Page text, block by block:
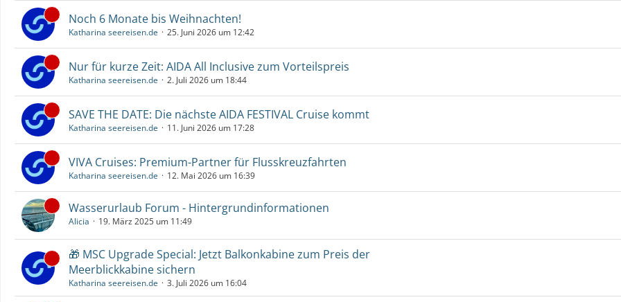
Noch 6 Monate bis Weihnachten!
Katharina seereisen.de 25. Juni 2026 um 12:42
Nur für kurze Zeit: AIDA All Inclusive zum Vorteilspreis
Katharina seereisen.de 2. Juli 2026 um 18:44
SAVE THE DATE: Die nächste AIDA FESTIVAL Cruise kommt
Katharina seereisen.de 11. Juni 2026 um 17:28
VIVA Cruises: Premium-Partner für Flusskreuzfahrten
Katharina seereisen.de 12. Mai 2026 um 16:39
Wasserurlaub Forum - Hintergrundinformationen
Alicia 19. März 2025 um 11:49
🎁 MSC Upgrade Special: Jetzt Balkonkabine zum Preis der
Meerblickkabine sichern
Katharina seereisen.de 3. Juli 2026 um 16:04